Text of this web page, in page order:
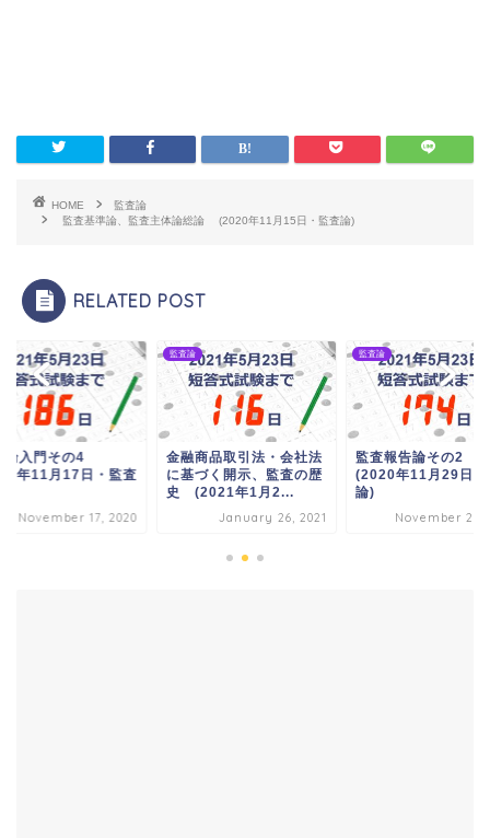
HOME
監査論
監査基準論、監査主体論総論 (2020年11月15日・監査論)
RELATED POST
論入門その4
年11月17日・監査
November 17, 2020
監査論
金融商品取引法・会社法
に基づく開示、監査の歴
史 (2021年1月2...
January 26, 2021
監査論
監査報告論その2
(2020年11月29日・
論)
November 29,